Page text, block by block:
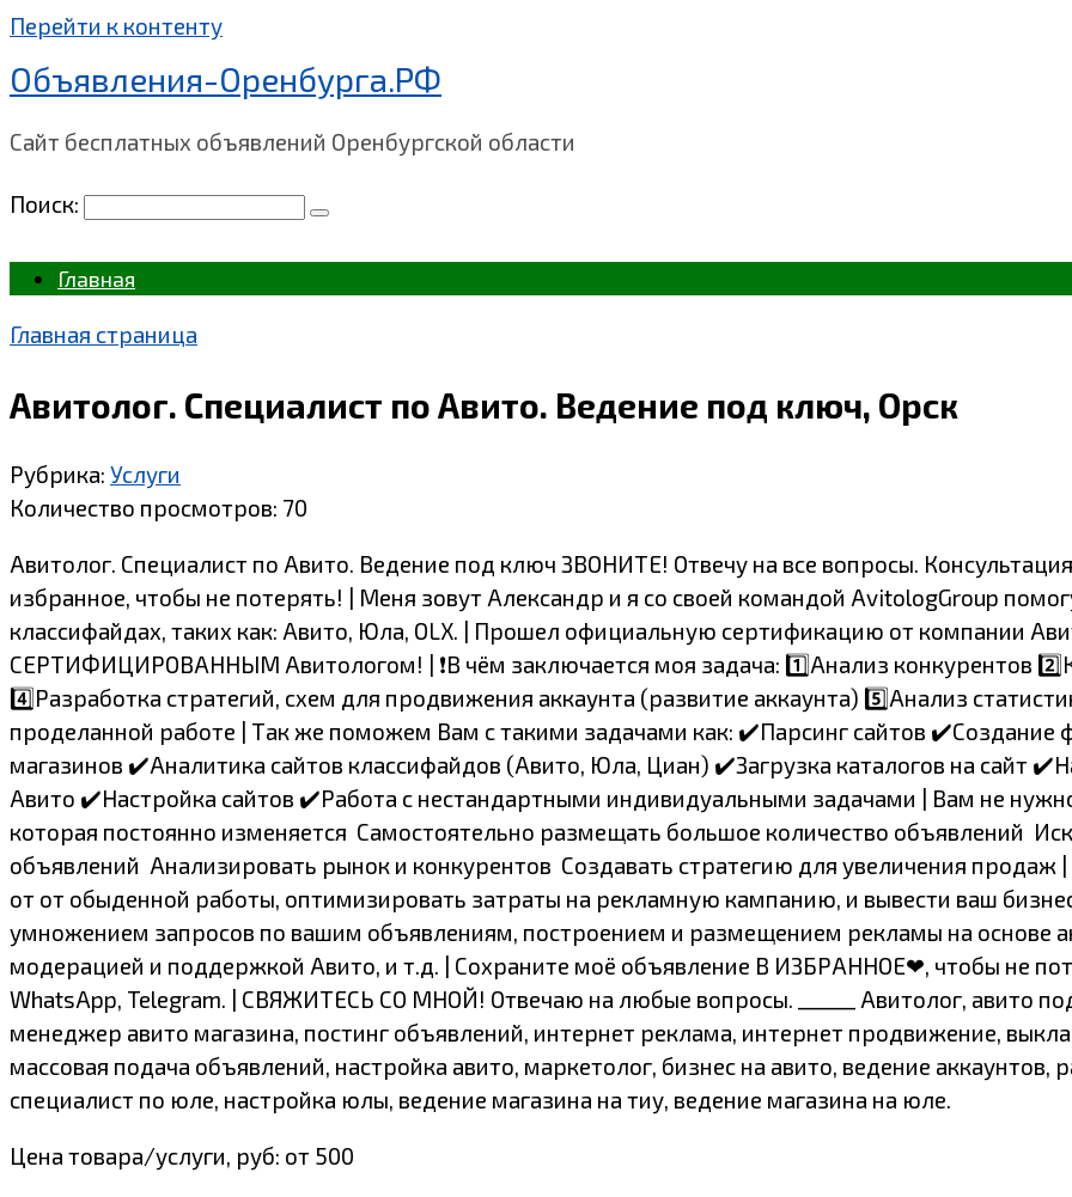
Перейти к контенту
Объявления-Оренбурга.РФ
Сайт бесплатных объявлений Оренбургской области
Поиск:
Главная
Главная страница
Авитолог. Специалист по Авито. Ведение под ключ, Орск
Рубрика: Услуги
Количество просмотров: 70
Авитолог. Специалист по Авито. Ведение под ключ ЗВОНИТЕ! Отвечу на все вопросы.
избранное, чтобы не потерять! | Меня зовут Александр и я со своей командой AvitologGroup
классифайдах, таких как: Авито, Юла, OLX. | Прошел официальную сертификацию от компании
СЕРТИФИЦИРОВАННЫМ Авитологом! | ❗️В чём заключается моя задача: 1️⃣Анализ конкурентов
4️⃣Разработка стратегий, схем для продвижения аккаунта (развитие аккаунта) 5️⃣Анализ
проделанной работе | Так же поможем Вам с такими задачами как: ✔️Парсинг сайтов ✔️Создание
магазинов ✔️Аналитика сайтов классифайдов (Авито, Юла, Циан) ✔️Загрузка каталогов на сайт
Авито ✔️Настройка сайтов ✔️Работа с нестандартными индивидуальными задачами | Вам не
которая постоянно изменяется ‍ Самостоятельно размещать большое количество объявлений
объявлений ‍ Анализировать рынок и конкурентов ‍ Создавать стратегию для увеличения продаж
от от обыденной работы, оптимизировать затраты на рекламную кампанию, и вывести ваш
умножением запросов по вашим объявлениям, построением и размещением рекламы на основе
модерацией и поддержкой Авито, и т.д. | Сохраните моё объявление В ИЗБРАННОЕ❤, чтобы не
WhatsApp, Telegram. | СВЯЖИТЕСЬ СО МНОЙ! Отвечаю на любые вопросы. ______ Авитолог, авито
менеджер авито магазина, постинг объявлений, интернет реклама, интернет продвижение,
массовая подача объявлений, настройка авито, маркетолог, бизнес на авито, ведение аккаунтов,
специалист по юле, настройка юлы, ведение магазина на тиу, ведение магазина на юле.
Цена товара/услуги, руб: от 500